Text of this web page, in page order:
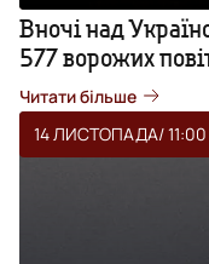
Вночі над
577 ворожих
Читати більше
14 ЛИСТОПАДА/ 11:00